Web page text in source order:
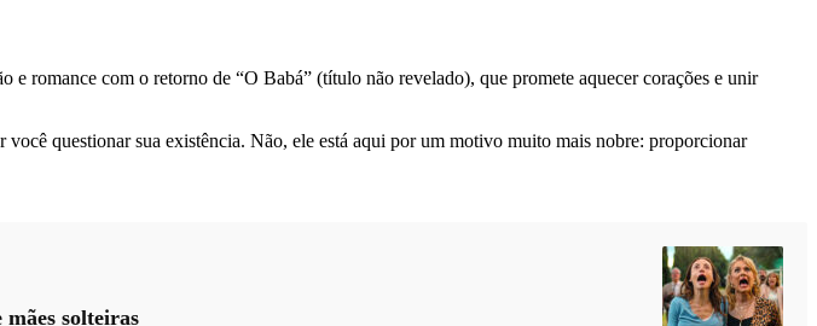
e romance com o retorno de “O Babá” (título não revelado), que promete aquecer corações e unir
questionar sua existência. Não, ele está aqui por um motivo muito mais nobre: proporcionar
solteiras